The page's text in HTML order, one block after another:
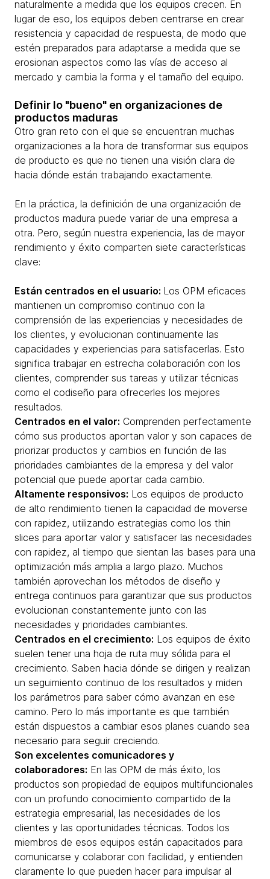
naturalmente a medida que los equipos crecen. En
lugar de eso, los equipos deben centrarse en crear
resistencia y capacidad de respuesta, de modo que
estén preparados para adaptarse a medida que se
erosionan aspectos como las vías de acceso al
mercado y cambia la forma y el tamaño del equipo.
Definir lo "bueno" en organizaciones de
productos maduras
Otro gran reto con el que se encuentran muchas
organizaciones a la hora de transformar sus equipos
de producto es que no tienen una visión clara de
hacia dónde están trabajando exactamente.
En la práctica, la definición de una organización de
productos madura puede variar de una empresa a
otra. Pero, según nuestra experiencia, las de mayor
rendimiento y éxito comparten siete características
clave:
Están centrados en el usuario: Los OPM eficaces
mantienen un compromiso continuo con la
comprensión de las experiencias y necesidades de
los clientes, y evolucionan continuamente las
capacidades y experiencias para satisfacerlas. Esto
significa trabajar en estrecha colaboración con los
clientes, comprender sus tareas y utilizar técnicas
como el codiseño para ofrecerles los mejores
resultados.
Centrados en el valor: Comprenden perfectamente
cómo sus productos aportan valor y son capaces de
priorizar productos y cambios en función de las
prioridades cambiantes de la empresa y del valor
potencial que puede aportar cada cambio.
Altamente responsivos: Los equipos de producto
de alto rendimiento tienen la capacidad de moverse
con rapidez, utilizando estrategias como los thin
slices para aportar valor y satisfacer las necesidades
con rapidez, al tiempo que sientan las bases para una
optimización más amplia a largo plazo. Muchos
también aprovechan los métodos de diseño y
entrega continuos para garantizar que sus productos
evolucionan constantemente junto con las
necesidades y prioridades cambiantes.
Centrados en el crecimiento: Los equipos de éxito
suelen tener una hoja de ruta muy sólida para el
crecimiento. Saben hacia dónde se dirigen y realizan
un seguimiento continuo de los resultados y miden
los parámetros para saber cómo avanzan en ese
camino. Pero lo más importante es que también
están dispuestos a cambiar esos planes cuando sea
necesario para seguir creciendo.
Son excelentes comunicadores y
colaboradores: En las OPM de más éxito, los
productos son propiedad de equipos multifuncionales
con un profundo conocimiento compartido de la
estrategia empresarial, las necesidades de los
clientes y las oportunidades técnicas. Todos los
miembros de esos equipos están capacitados para
comunicarse y colaborar con facilidad, y entienden
claramente lo que pueden hacer para impulsar al